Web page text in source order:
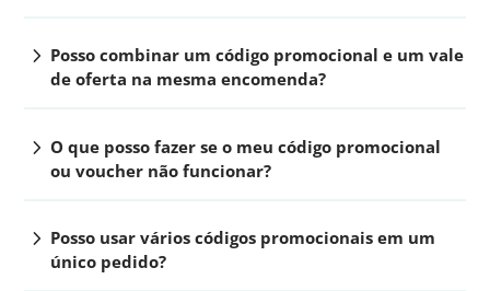
chevron_right Posso combinar um código promocional e um vale
de oferta na mesma encomenda?
chevron_right O que posso fazer se o meu código promocional
ou voucher não funcionar?
chevron_right Posso usar vários códigos promocionais em um
único pedido?